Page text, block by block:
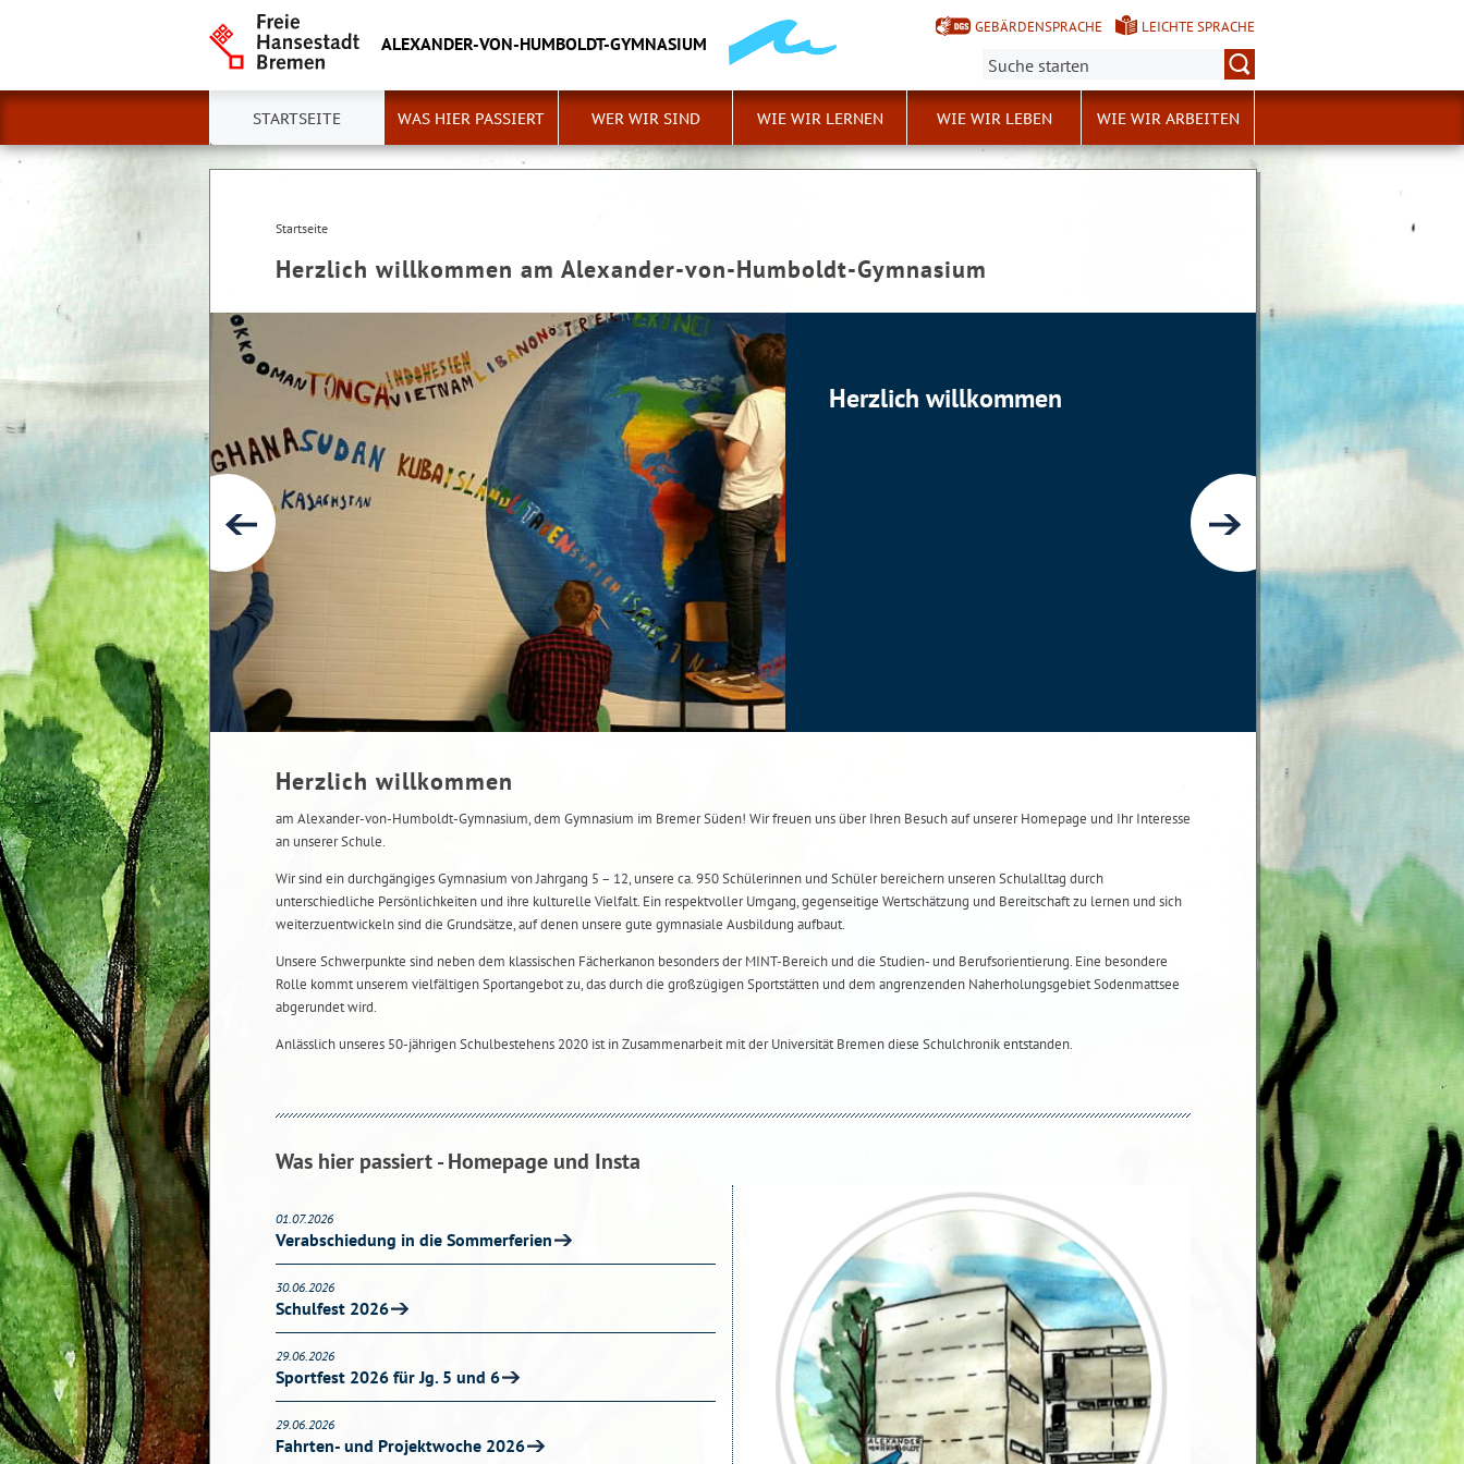
ALEXANDER-VON-HUMBOLDT-GYMNASIUM
GEBÄRDENSPRACHE
LEICHTE SPRACHE
Suche:
STARTSEITE WAS HIER PASSIERT WER WIR SIND WIE WIR LERNEN WIE WIR LEBEN WIE WIR ARBEITEN
Startseite
Herzlich willkommen am Alexander-von-Humboldt-Gymnasium
Herzlich willkommen
Herzlich willkommen
am Alexander-von-Humboldt-Gymnasium, dem Gymnasium im Bremer Süden! Wir freuen uns über Ihren Besuch auf unserer Homepage und Ihr Interesse
an unserer Schule.
Wir sind ein durchgängiges Gymnasium von Jahrgang 5 – 12, unsere ca. 950 Schülerinnen und Schüler bereichern unseren Schulalltag durch
unterschiedliche Persönlichkeiten und ihre kulturelle Vielfalt. Ein respektvoller Umgang, gegenseitige Wertschätzung und Bereitschaft zu lernen und sich
weiterzuentwickeln sind die Grundsätze, auf denen unsere gute gymnasiale Ausbildung aufbaut.
Unsere Schwerpunkte sind neben dem klassischen Fächerkanon besonders der MINT-Bereich und die Studien- und Berufsorientierung. Eine besondere
Rolle kommt unserem vielfältigen Sportangebot zu, das durch die großzügigen Sportstätten und dem angrenzenden Naherholungsgebiet Sodenmattsee
abgerundet wird.
Anlässlich unseres 50-jährigen Schulbestehens 2020 ist in Zusammenarbeit mit der Universität Bremen diese Schulchronik entstanden.
Was hier passiert - Homepage und Insta
01.07.2026
Verabschiedung in die Sommerferien
30.06.2026
Schulfest 2026
29.06.2026
Sportfest 2026 für Jg. 5 und 6
29.06.2026
Fahrten- und Projektwoche 2026